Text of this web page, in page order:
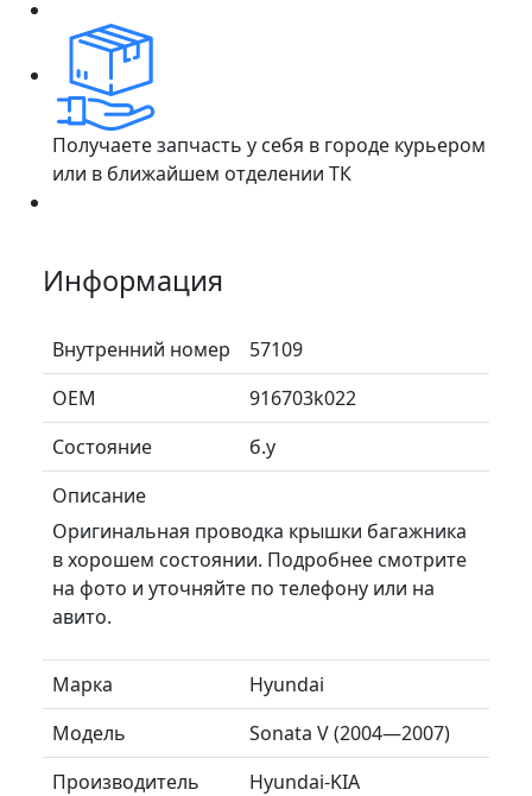
Получаете запчасть у себя в городе курьером
или в ближайшем отделении ТК
Информация
Внутренний номер
57109
ОЕМ
916703k022
Состояние
б.у
Описание
Оригинальная проводка крышки багажника
в хорошем состоянии. Подробнее смотрите
на фото и уточняйте по телефону или на
авито.
Марка
Hyundai
Модель
Sonata V (2004—2007)
Производитель
Hyundai-KIA